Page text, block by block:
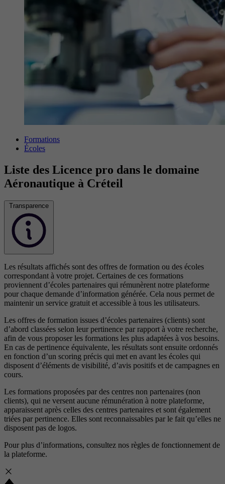
Formations
Écoles
Liste des Licence pro dans le domaine
Aéronautique à Créteil
Transparence
Les résultats affichés sont des offres de formation ou des écoles
correspondant à votre projet. Certaines de ces formations
proviennent d’écoles partenaires qui rémunèrent notre plateforme
pour chaque demande d’information générée. Cela nous permet de
maintenir un service gratuit et accessible à tous les utilisateurs.
Les offres de formation issues d’écoles partenaires (clients) sont
d’abord classées selon leur pertinence par rapport à votre recherche,
afin de vous proposer les formations les plus adaptées à vos besoins.
En cas de pertinence équivalente, les résultats sont ensuite ordonnés
en fonction d’un scoring précis qui met en avant les écoles qui
disposent d’éléments de visibilité, d’avis positifs et de campagnes en
cours.
Les formations proposées par des centres non partenaires (non
clients), qui ne versent aucune rémunération à notre plateforme,
apparaissent après celles des centres partenaires et sont également
triées par pertinence. Elles sont reconnaissables par le fait qu’elles ne
disposent pas de logos.
Pour plus d’informations, consultez nos règles de fonctionnement de
la plateforme.